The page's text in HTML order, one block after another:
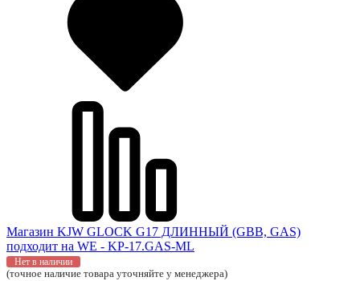
Магазин KJW GLOCK G17 ДЛИННЫЙ (GBB, GAS)
подходит на WE - KP-17.GAS-ML
Нет в наличии
(точное наличие товара уточняйте у менеджера)